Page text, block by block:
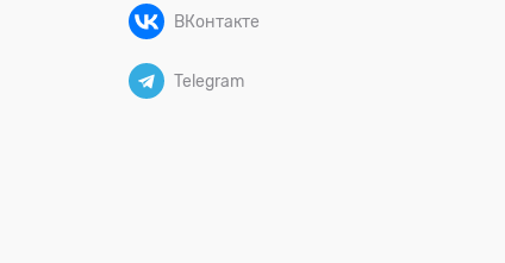
ВКонтакте
Telegram